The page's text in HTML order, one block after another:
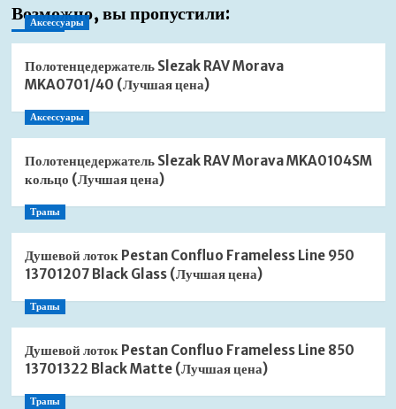
Возможно, вы пропустили:
Аксессуары
Полотенцедержатель Slezak RAV Morava
MKA0701/40 (Лучшая цена)
Аксессуары
Полотенцедержатель Slezak RAV Morava MKA0104SM
кольцо (Лучшая цена)
Трапы
Душевой лоток Pestan Confluo Frameless Line 950
13701207 Black Glass (Лучшая цена)
Трапы
Душевой лоток Pestan Confluo Frameless Line 850
13701322 Black Matte (Лучшая цена)
Трапы